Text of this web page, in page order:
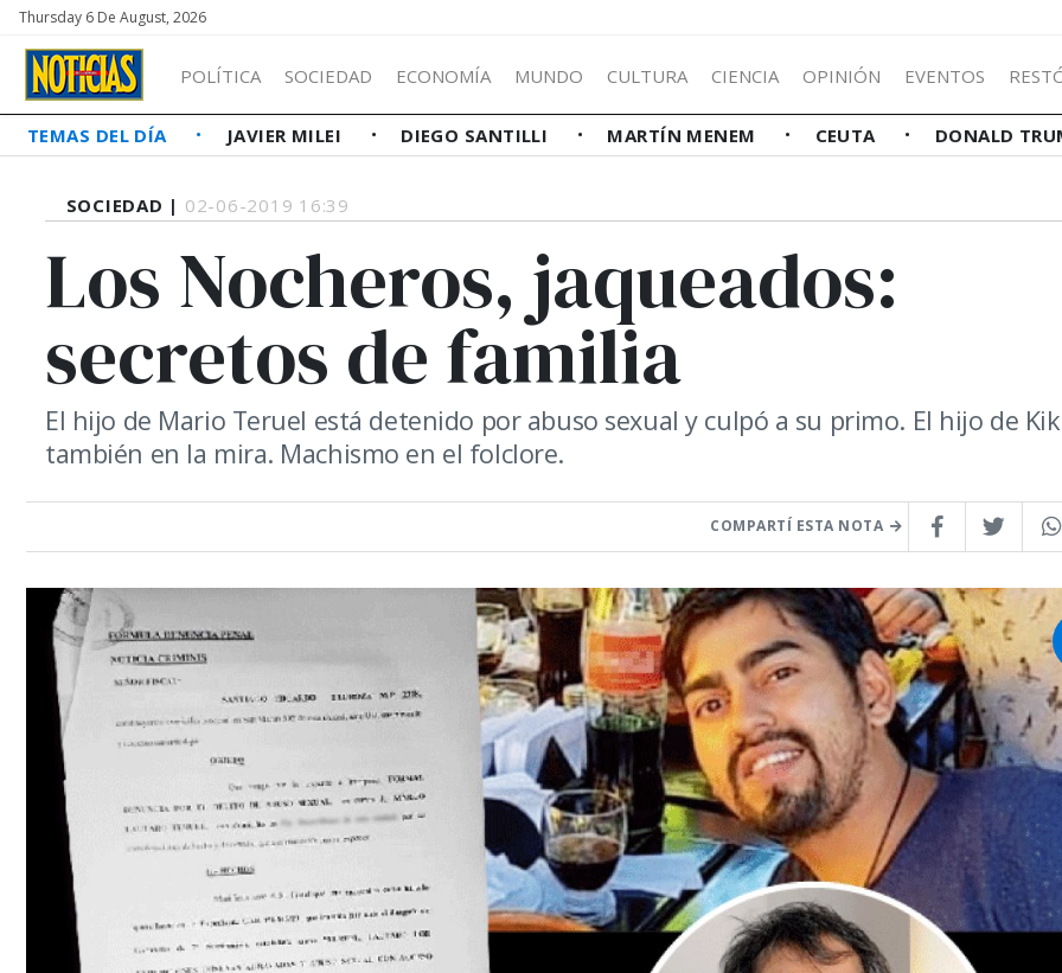
Thursday 6 De August, 2026
POLÍTICA SOCIEDAD ECONOMÍA MUNDO CULTURA CIENCIA OPINIÓN EVENTOS
TEMAS DEL DÍA JAVIER MILEI DIEGO SANTILLI MARTÍN MENEM CEUTA DONALD
SOCIEDAD | 02-06-2019 16:39
Los Nocheros, jaqueados:
secretos de familia
El hijo de Mario Teruel está detenido por abuso sexual y culpó a su primo. El hijo de
también en la mira. Machismo en el folclore.
COMPARTÍ ESTA NOTA